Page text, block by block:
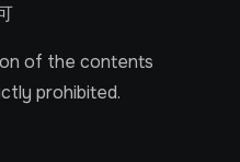
of the contents
prohibited.